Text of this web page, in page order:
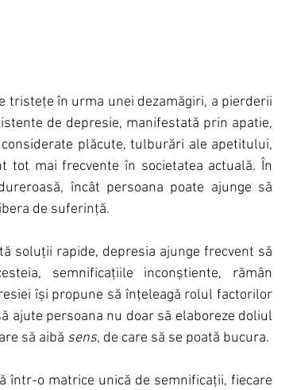
tristețe în urma unei dezamăgiri, a pierderii
de depresie, manifestată prin apatie,
plăcute, tulburări ale apetitului,
tot mai frecvente în societatea actuală. În
încât persoana poate ajunge să
de suferință.
soluții rapide, depresia ajunge frecvent să
semnificațiile inconștiente, rămân
își propune să înțeleagă rolul factorilor
ajute persoana nu doar să elaboreze doliul
să aibă sens, de care să se poată bucura.
într-o matrice unică de semnificații, fiecare